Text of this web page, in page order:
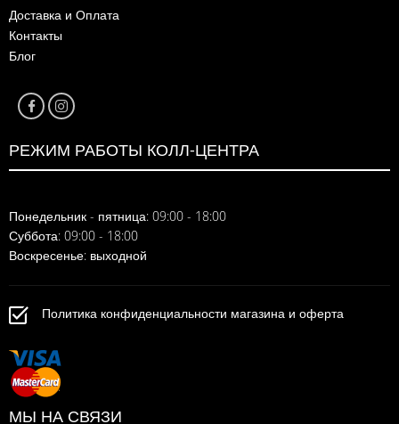
Доставка и Оплата
Контакты
Блог
РЕЖИМ РАБОТЫ КОЛЛ-ЦЕНТРА
Понедельник - пятница: 09:00 - 18:00
Суббота: 09:00 - 18:00
Воскресенье: выходной
Политика конфиденциальности магазина и оферта
МЫ НА СВЯЗИ